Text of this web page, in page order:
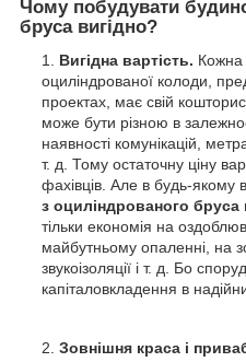
Чому побудувати
бруса вигідно?
Вигідна вартість. Кожна
оциліндрованої колоди,
проектах, має свій кошторис
може бути різною в
наявності комунікацій,
т. д. Тому остаточну ціну
фахівців. Але в будь-якому
з оциліндрованого бруса
тільки економія на
майбутньому опаленні, на
звукоізоляції і т. д. Бо
капіталовкладення в
Зовнішня краса і